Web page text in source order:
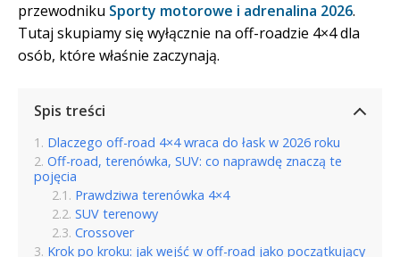
przewodniku Sporty motorowe i adrenalina 2026.
Tutaj skupiamy się wyłącznie na off-roadzie 4×4 dla
osób, które właśnie zaczynają.
Spis treści
Dlaczego off-road 4×4 wraca do łask w 2026 roku
Off-road, terenówka, SUV: co naprawdę znaczą te
pojęcia
Prawdziwa terenówka 4×4
SUV terenowy
Crossover
Krok po kroku: jak wejść w off-road jako początkujący